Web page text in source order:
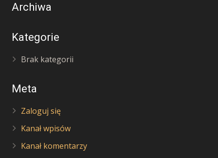
Archiwa
Kategorie
Brak kategorii
Meta
Zaloguj się
Kanał wpisów
Kanał komentarzy